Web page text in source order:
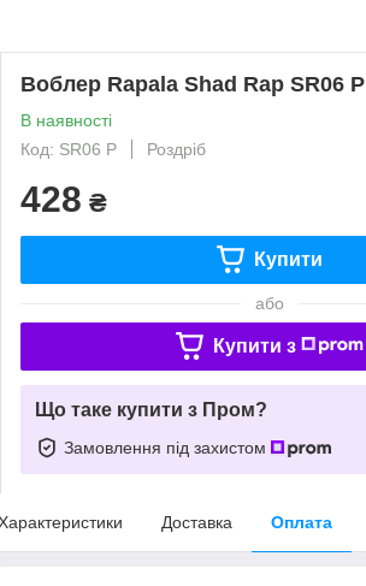
Воблер Rapala Shad Rap SR06 P
В наявності
Код: SR06 P
Роздріб
428 ₴
Купити
або
Купити з
Що таке купити з Пром?
Замовлення під захистом
Доставка Оплата